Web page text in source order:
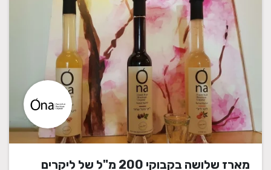
מארז שלושה בקבוקי 200 מ"ל של ליקרים